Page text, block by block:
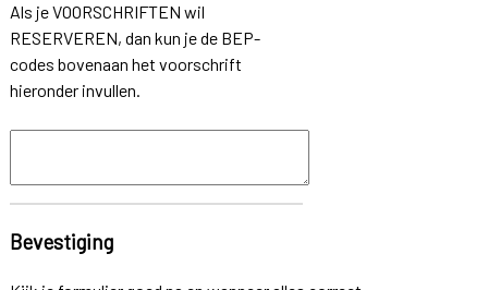
Als je VOORSCHRIFTEN wil
RESERVEREN, dan kun je de BEP-
codes bovenaan het voorschrift
hieronder invullen.
Bevestiging